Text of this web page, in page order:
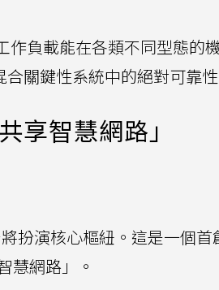
作負載能在各類不同型態的
關鍵性系統中的絕對可靠性
智慧網路」
扮演核心樞紐。這是一個首
慧網路」。